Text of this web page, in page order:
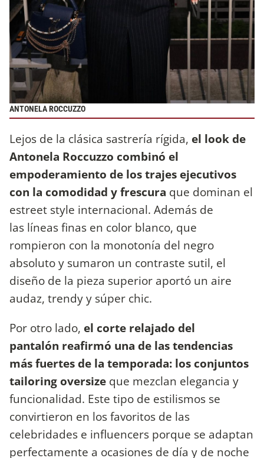
ANTONELA ROCCUZZO
Lejos de la clásica sastrería rígida, el look de
Antonela Roccuzzo combinó el
empoderamiento de los trajes ejecutivos
con la comodidad y frescura que dominan el
estreet style internacional. Además de
las líneas finas en color blanco, que
rompieron con la monotonía del negro
absoluto y sumaron un contraste sutil, el
diseño de la pieza superior aportó un aire
audaz, trendy y súper chic.
Por otro lado, el corte relajado del
pantalón reafirmó una de las tendencias
más fuertes de la temporada: los conjuntos
tailoring oversize que mezclan elegancia y
funcionalidad. Este tipo de estilismos se
convirtieron en los favoritos de las
celebridades e influencers porque se adaptan
perfectamente a ocasiones de día y de noche